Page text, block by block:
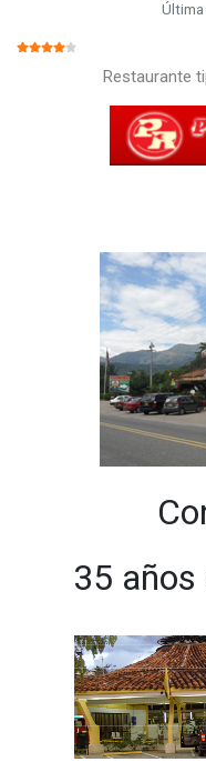
Última
RATIO:4/5
Restaurante
35 años